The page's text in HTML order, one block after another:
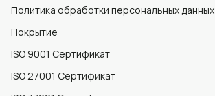
Политика обработки персональных данных
Покрытие
ISO 9001 Сертификат
ISO 27001 Сертификат